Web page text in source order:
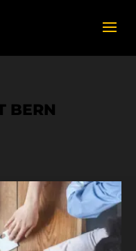
BERN